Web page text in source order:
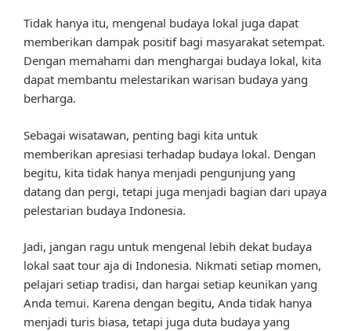
Tidak hanya itu, mengenal budaya lokal juga dapat
memberikan dampak positif bagi masyarakat setempat.
Dengan memahami dan menghargai budaya lokal, kita
dapat membantu melestarikan warisan budaya yang
berharga.
Sebagai wisatawan, penting bagi kita untuk
memberikan apresiasi terhadap budaya lokal. Dengan
begitu, kita tidak hanya menjadi pengunjung yang
datang dan pergi, tetapi juga menjadi bagian dari upaya
pelestarian budaya Indonesia.
Jadi, jangan ragu untuk mengenal lebih dekat budaya
lokal saat tour aja di Indonesia. Nikmati setiap momen,
pelajari setiap tradisi, dan hargai setiap keunikan yang
Anda temui. Karena dengan begitu, Anda tidak hanya
menjadi turis biasa, tetapi juga duta budaya yang